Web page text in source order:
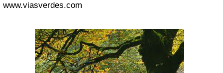
www.viasverdes.com